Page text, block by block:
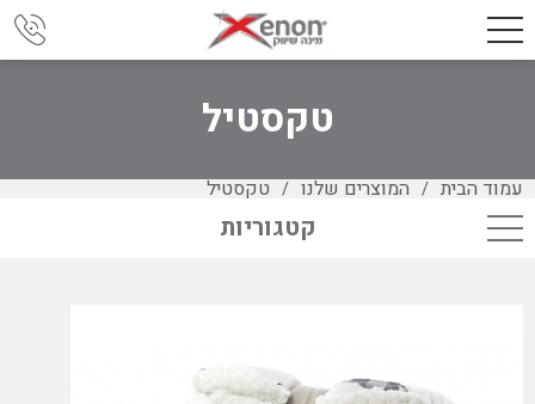
טקסטיל
עמוד הבית / המוצרים שלנו / טקסטיל
קטגוריות